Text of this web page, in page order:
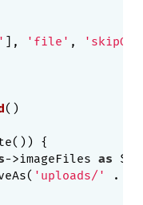
], 'file' ,
()
{
->imageFiles as
'uploads/'
.